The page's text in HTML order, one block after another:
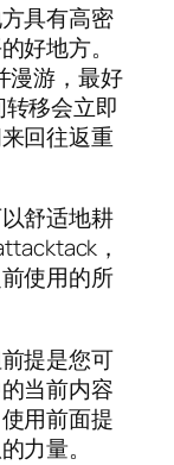
具有高密
好地方。
漫游，最好
移会立即
回往返重
舒适地耕
，
使用的所
提是您可
当前内容
用前面提
力量。